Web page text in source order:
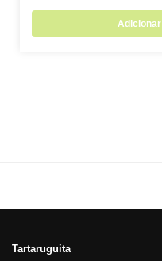
Adicionar
Tartaruguita